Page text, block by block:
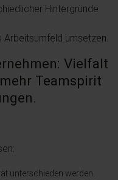
Hintergründe
umsetzen.
Vielfalt
Teamspirit
unterschieden werden.